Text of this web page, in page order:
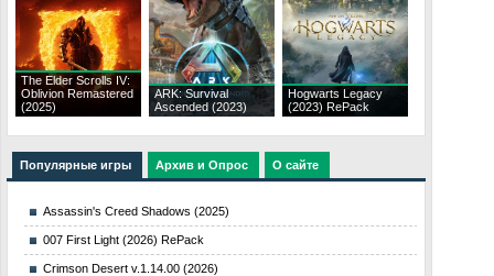
The Elder Scrolls IV:
Oblivion Remastered
(2025)
ARK: Survival
Ascended (2023)
Hogwarts Legacy
(2023) RePack
Популярные игры Архив и Опрос О сайте
Assassin's Creed Shadows (2025)
007 First Light (2026) RePack
Crimson Desert v.1.14.00 (2026)